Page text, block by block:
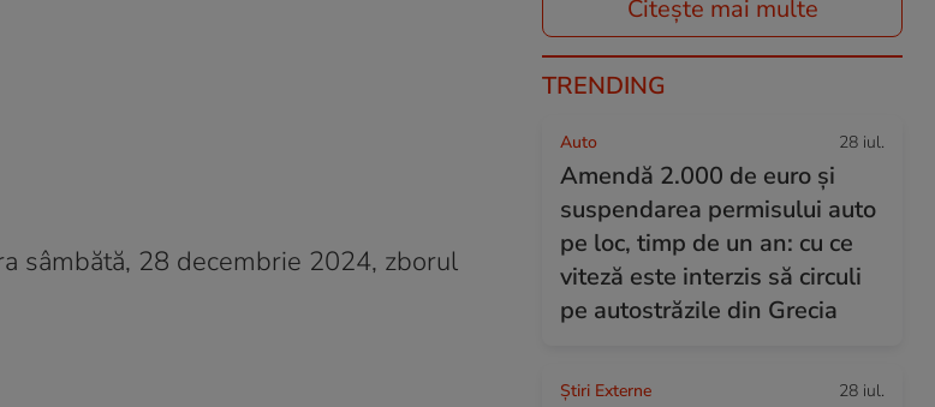
sâmbătă, 28 decembrie 2024, zborul
Citește mai multe
TRENDING
Auto 28 iul.
Amendă 2.000 de euro și
suspendarea permisului auto
pe loc, timp de un an: cu ce
viteză este interzis să circuli
pe autostrăzile din Grecia
Știri Externe 28 iul.